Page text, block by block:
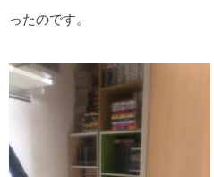
ったのです。